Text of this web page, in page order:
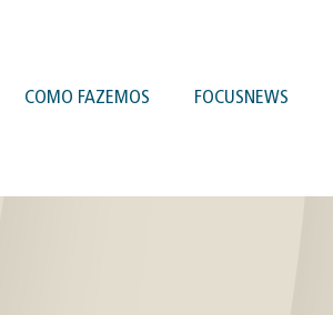
COMO FAZEMOS FOCUSNEWS